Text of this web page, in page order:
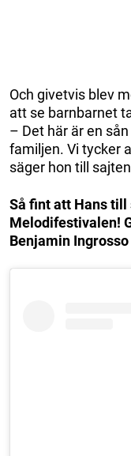
Och givetvis blev
att se barnbarnet
– Det här är en
familjen. Vi tycker
säger hon till
Så fint att Hans till
Melodifestivalen!
Benjamin